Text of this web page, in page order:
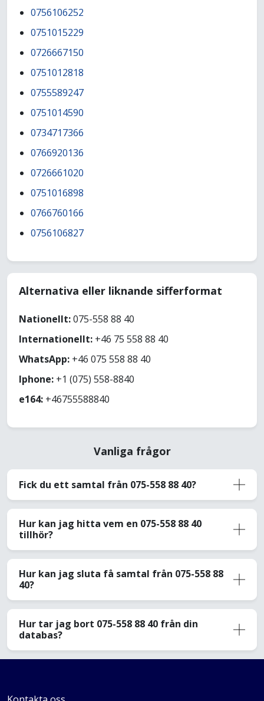
0756106252
0751015229
0726667150
0751012818
0755589247
0751014590
0734717366
0766920136
0726661020
0751016898
0766760166
0756106827
Alternativa eller liknande sifferformat
Nationellt:075-558 88 40
Internationellt: +46 75 558 88 40
WhatsApp: +46 075 558 88 40
Iphone: +1 (075) 558-8840
e164: +46755588840
Vanliga frågor
Fick du ett samtal från 075-558 88 40?
Hur kan jag hitta vem en 075-558 88 40
tillhör?
Hur kan jag sluta få samtal från 075-558 88
40?
Hur tar jag bort 075-558 88 40 från din
databas?